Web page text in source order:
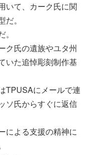
いて、カーク氏に関
。
ク氏の遺族やユタ州
いた追悼彫刻制作基
TPUSAにメールで連
ソ氏からすぐに返信
による支援の精神に